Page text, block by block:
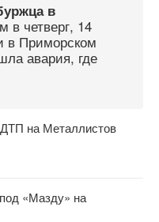
в
в четверг, 14
в Приморском
авария, где
на Металлистов
«Мазду» на